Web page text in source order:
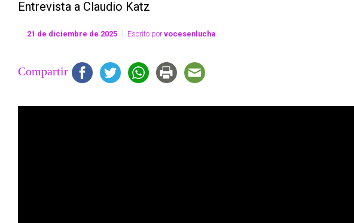
Entrevista a Claudio Katz
21 de diciembre de 2025 Escrito porvocesenlucha
Compartir